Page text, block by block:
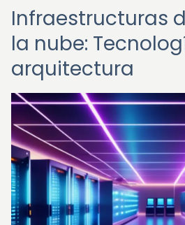
Infraestructuras
la nube:
arquitectura